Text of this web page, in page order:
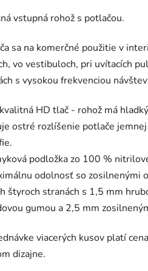
vstupná rohož s potlačou.
sa na komerčné použitie v
vo vestibuloch, pri uvítacích
s vysokou frekvenciou
HD tlač - rohož má
ostré rozlíšenie potlače
podložka zo 100 %
odolnosť so zosilnenými
štyroch stranách s 1,5 mm
gumou a 2,5 mm
viacerých kusov platí
dizajne.